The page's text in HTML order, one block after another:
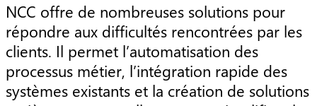
NCC offre de nombreuses solutions pour
répondre aux difficultés rencontrées par les
clients. Il permet l’automatisation des
processus métier, l’intégration rapide des
systèmes existants et la création de solutions